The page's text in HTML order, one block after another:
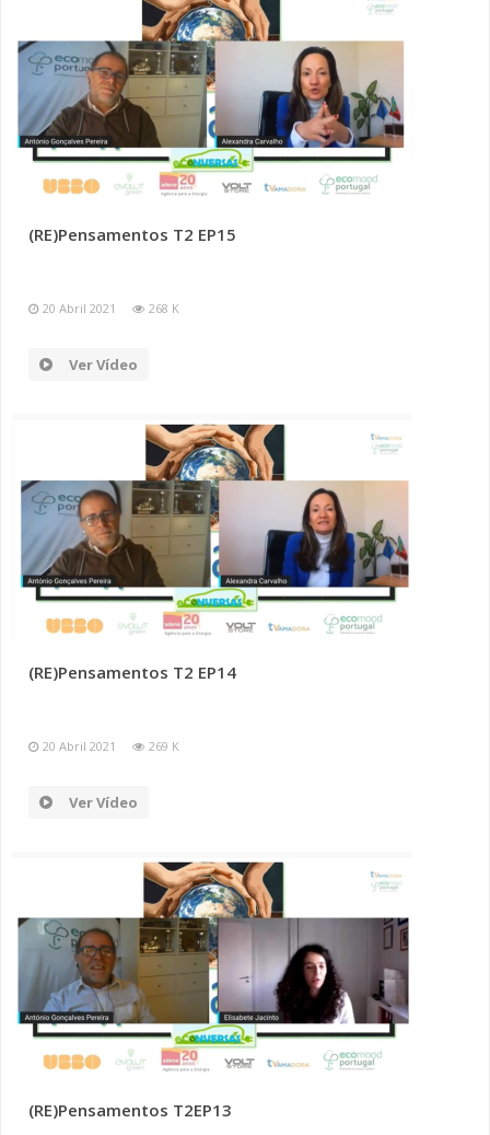
(RE)Pensamentos T2 EP15
20 Abril 2021 268 K
Ver Vídeo
(RE)Pensamentos T2 EP14
20 Abril 2021 269 K
Ver Vídeo
(RE)Pensamentos T2EP13